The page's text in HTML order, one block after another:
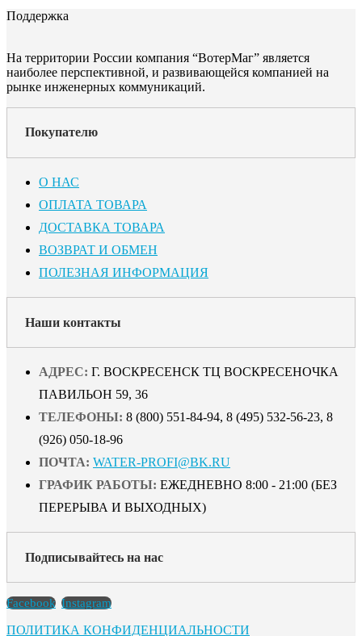
Поддержка
На территории России компания “ВотерМаг” является
наиболее перспективной, и развивающейся компанией на
рынке инженерных коммуникаций.
Покупателю
О НАС
ОПЛАТА ТОВАРА
ДОСТАВКА ТОВАРА
ВОЗВРАТ И ОБМЕН
ПОЛЕЗНАЯ ИНФОРМАЦИЯ
Наши контакты
АДРЕС: Г. ВОСКРЕСЕНСК ТЦ ВОСКРЕСЕНОЧКА
ПАВИЛЬОН 59, 36
ТЕЛЕФОНЫ: 8 (800) 551-84-94, 8 (495) 532-56-23, 8
(926) 050-18-96
ПОЧТА: WATER-PROFI@BK.RU
ГРАФИК РАБОТЫ: ЕЖЕДНЕВНО 8:00 - 21:00 (БЕЗ
ПЕРЕРЫВА И ВЫХОДНЫХ)
Подписывайтесь на нас
Facebook Instagram
ПОЛИТИКА КОНФИДЕНЦИАЛЬНОСТИ